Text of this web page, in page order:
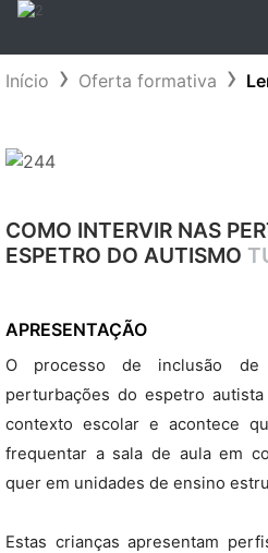
Início Oferta formativa
COMO INTERVIR NAS
ESPETRO DO AUTISMO
APRESENTAÇÃO
O processo de inclusão
perturbações do espetro
contexto escolar e acontece
frequentar a sala de aula em
quer em unidades de ensino
Estas crianças apresentam